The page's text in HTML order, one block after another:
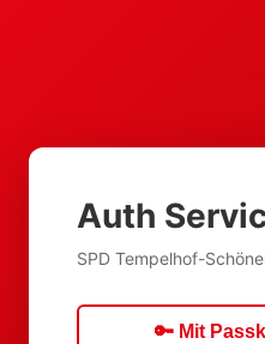
Auth
SPD Tempelhof-
🔑 Mit